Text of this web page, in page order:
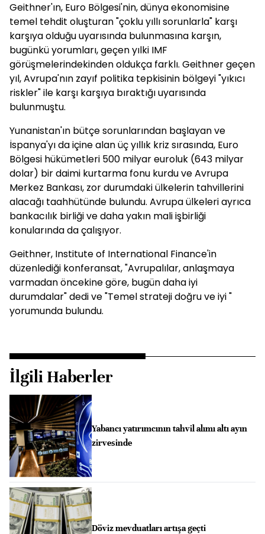
Geithner'ın, Euro Bölgesi'nin, dünya ekonomisine
temel tehdit oluşturan "çoklu yıllı sorunlarla" karşı
karşıya olduğu uyarısında bulunmasına karşın,
bugünkü yorumları, geçen yılki IMF
görüşmelerindekinden oldukça farklı. Geithner geçen
yıl, Avrupa'nın zayıf politika tepkisinin bölgeyi "yıkıcı
riskler" ile karşı karşıya bıraktığı uyarısında
bulunmuştu.
Yunanistan'ın bütçe sorunlarından başlayan ve
İspanya'yı da içine alan üç yıllık kriz sırasında, Euro
Bölgesi hükümetleri 500 milyar euroluk (643 milyar
dolar) bir daimi kurtarma fonu kurdu ve Avrupa
Merkez Bankası, zor durumdaki ülkelerin tahvillerini
alacağı taahhütünde bulundu. Avrupa ülkeleri ayrıca
bankacılık birliği ve daha yakın mali işbirliği
konularında da çalışıyor.
Geithner, Institute of International Finance'in
düzenlediği konferansat, "Avrupalılar, anlaşmaya
varmadan öncekine göre, bugün daha iyi
durumdalar" dedi ve "Temel strateji doğru ve iyi "
yorumunda bulundu.
İlgili Haberler
Yabancı yatırımcının tahvil alımı altı ayın
zirvesinde
Döviz mevduatları artışa geçti